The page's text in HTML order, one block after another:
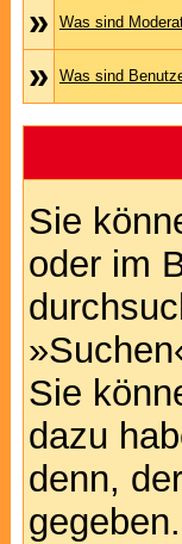
» Was sind
» Was sind
Sie
oder im
Sie
dazu
denn,
gegeben.